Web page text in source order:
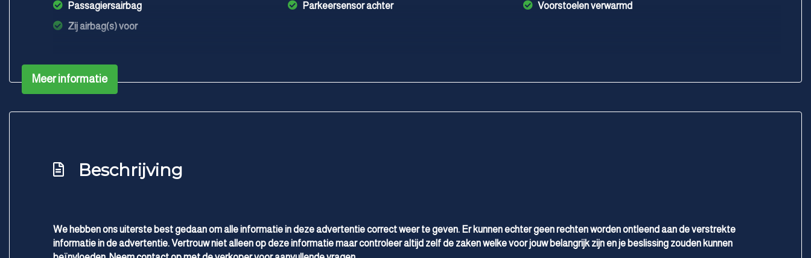
Passagiersairbag
Zij airbag(s) voor
Parkeersensor achter
Voorstoelen verwarmd
Meer informatie
Beschrijving
We hebben ons uiterste best gedaan om alle informatie in deze advertentie correct weer te geven. Er kunnen echter geen rechten worden ontleend aan de verstrekte
informatie in de advertentie. Vertrouw niet alleen op deze informatie maar controleer altijd zelf de zaken welke voor jouw belangrijk zijn en je beslissing zouden kunnen